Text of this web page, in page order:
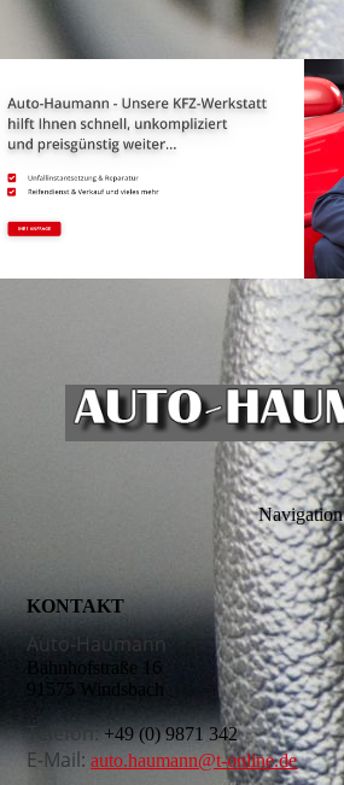
Navigation
KONTAKT
Auto-Haumann
Bahnhofstraße 16
91575 Windsbach
Telefon:+49 (0) 9871 342
E-Mail:auto.haumann@t-online.de